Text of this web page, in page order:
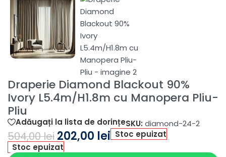
Draperie Diamond Blackout 90%
Ivory L5.4m/H1.8m cu Manopera Pliu-
Pliu
Adăugați la lista de dorințeSKU: diamond-24-2
504,00lei 202,00 lei Stoc epuizat
Stoc epuizat